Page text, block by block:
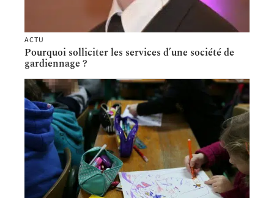
ACTU
Pourquoi solliciter les services d’une société de
gardiennage ?